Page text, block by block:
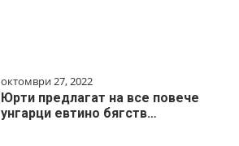
октомври 27, 2022
Юрти предлагат на все повече
унгарци евтино бягств…